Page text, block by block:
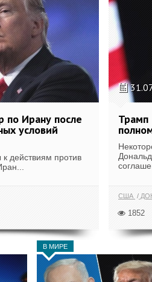
по Ирану после
условий
действиям против
Трамп
США
1852
В МИРЕ